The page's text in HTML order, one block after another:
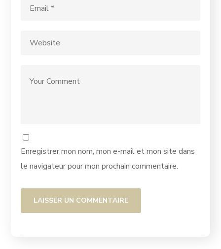
Enregistrer mon nom, mon e-mail et mon site dans
le navigateur pour mon prochain commentaire.